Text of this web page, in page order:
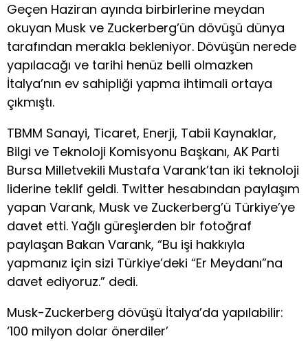
Geçen Haziran ayında birbirlerine meydan
okuyan Musk ve Zuckerberg’ün dövüşü dünya
tarafından merakla bekleniyor. Dövüşün nerede
yapılacağı ve tarihi henüz belli olmazken
İtalya’nın ev sahipliği yapma ihtimali ortaya
çıkmıştı.
TBMM Sanayi, Ticaret, Enerji, Tabii Kaynaklar,
Bilgi ve Teknoloji Komisyonu Başkanı, AK Parti
Bursa Milletvekili Mustafa Varank’tan iki teknoloji
liderine teklif geldi. Twitter hesabından paylaşım
yapan Varank, Musk ve Zuckerberg’ü Türkiye’ye
davet etti. Yağlı güreşlerden bir fotoğraf
paylaşan Bakan Varank, “Bu işi hakkıyla
yapmanız için sizi Türkiye’deki “Er Meydanı”na
davet ediyoruz.” dedi.
Musk-Zuckerberg dövüşü İtalya’da yapılabilir:
‘100 milyon dolar önerdiler’